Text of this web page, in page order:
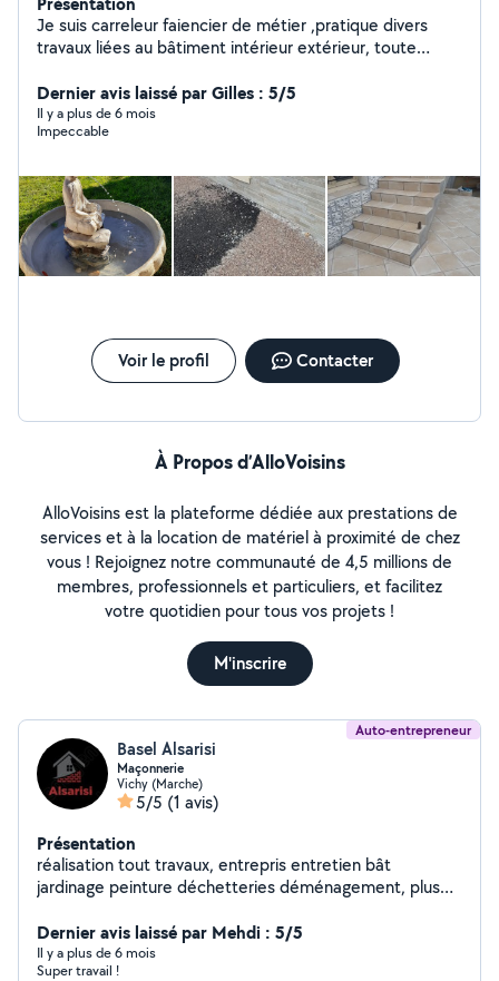
Je suis carreleur faiencier de métier ,pratique divers
travaux liées au bâtiment intérieur extérieur, toute
debroussailleuse),puis divers travaux bricolage...etc...
Dernier avis laissé par Gilles : 5/5
Il y a plus de 6 mois
Impeccable
Voir le profil Contacter
À Propos d’AlloVoisins
AlloVoisins est la plateforme dédiée aux prestations de
services et à la location de matériel à proximité de chez
vous ! Rejoignez notre communauté de 4,5 millions de
membres, professionnels et particuliers, et facilitez
votre quotidien pour tous vos projets !
M'inscrire
Auto-entrepreneur
Basel Alsarisi
Maçonnerie
Vichy (Marche)
5/5 (1 avis)
Présentation
réalisation tout travaux, entrepris entretien bât
jardinage peinture déchetteries déménagement, plus
Dernier avis laissé par Mehdi : 5/5
Il y a plus de 6 mois
Super travail !